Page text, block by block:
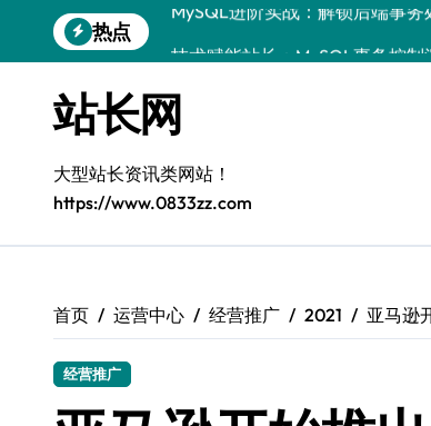
到
热点
全栈视角：MySQL事务处理与控
VR开发进阶：MySQL事务控制科
移动H5站长进阶：MySQL事务控
MySQL事务精控+安全优化实战
站长网
大型站长资讯类网站！
https://www.0833zz.com
首页 运营中心 经营推广 2021 亚马逊
经营推广